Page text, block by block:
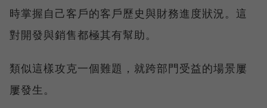
時掌握自己客戶的客戶歷史與財務進度狀況。這
對開發與銷售都極其有幫助。
類似這樣攻克一個難題，就跨部門受益的場景屢
屢發生。